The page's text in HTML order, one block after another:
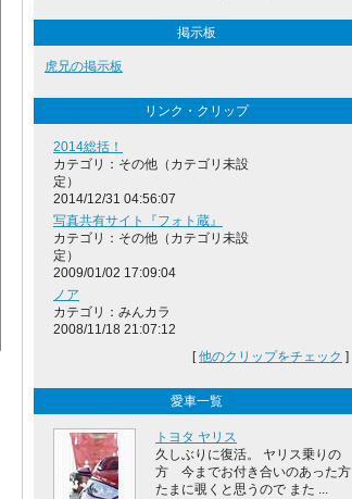
掲示板
虎兄の掲示板
リンク・クリップ
2014総括！
カテゴリ：その他（カテゴリ未設
定）
2014/12/31 04:56:07
写真共有サイト『フォト蔵』
カテゴリ：その他（カテゴリ未設
定）
2009/01/02 17:09:04
ノア
カテゴリ：みんカラ
2008/11/18 21:07:12
[他のクリップをチェック ]
愛車一覧
トヨタ ヤリス
久しぶりに復活。 ヤリス乗りの
方 今までお付き合いのあった方
たまに覗くと思うので また ...